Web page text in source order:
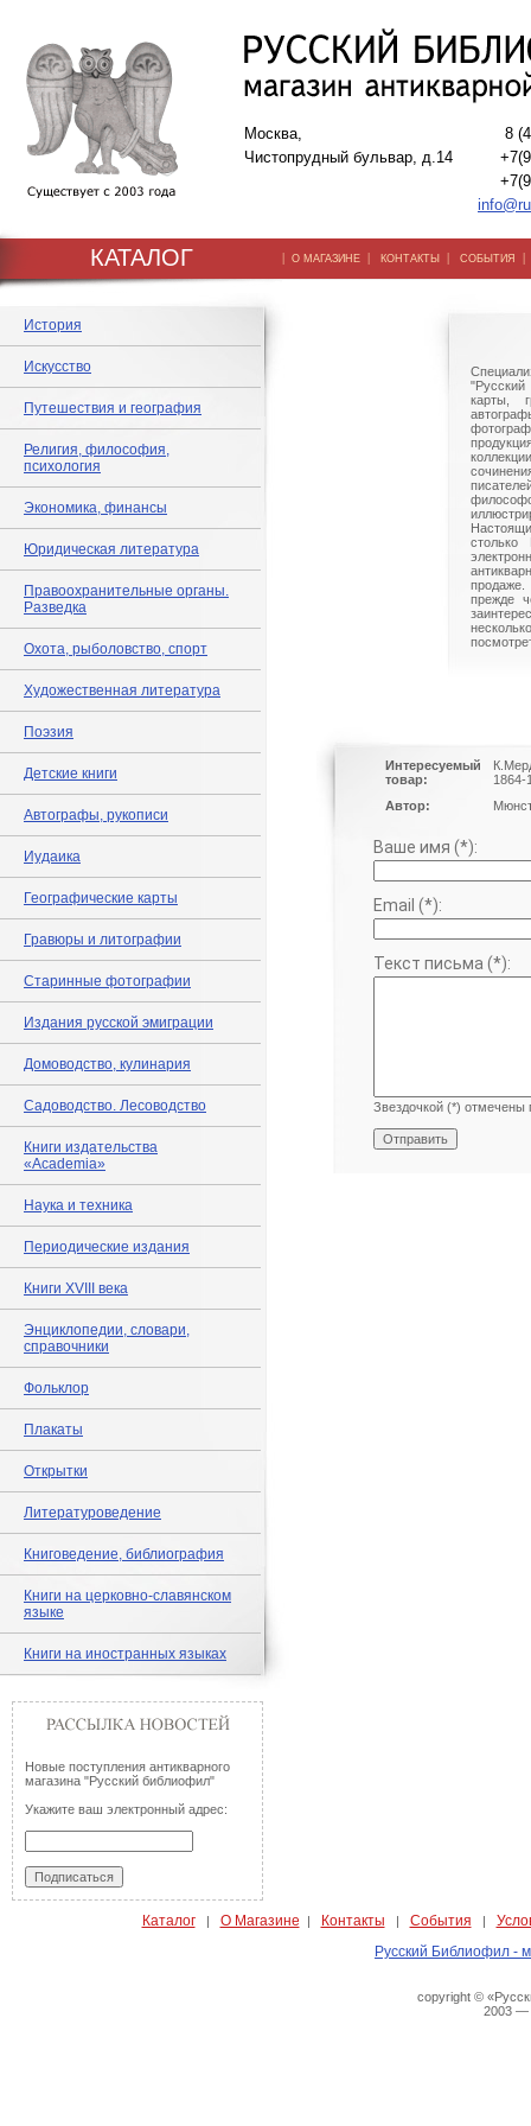
Москва,
Чистопрудный бульвар, д.14
8
КАТАЛОГ | О МАГАЗИНЕ | КОНТАКТЫ | СОБЫТИЯ
История
Искусство
Путешествия и география
Религия, философия,
психология
Экономика, финансы
Юридическая литература
Правоохранительные органы.
Разведка
Охота, рыболовство, спорт
Художественная литература
Поэзия
Детские книги
Автографы, рукописи
Иудаика
Географические карты
Гравюры и литографии
Старинные фотографии
Издания русской эмиграции
Домоводство, кулинария
Садоводство. Лесоводство
Книги издательства
«Academia»
Наука и техника
Периодические издания
Книги XVIII века
Энциклопедии, словари,
справочники
Фольклор
Плакаты
Открытки
Литературоведение
Книговедение, библиография
Книги на церковно-славянском
языке
Книги на иностранных языках
Новые поступления антикварного
магазина "Русский библиофил"
Укажите ваш электронный адрес:
"Русский
карты,
столько
прежде
Интересуемый
товар:
1864-
Автор:
Ваше имя (*):
Email (*):
Текст письма (*):
Звездочкой (*) отмечены
Каталог| О Магазине | Контакты | События |
Русский Библиофил -
copyright ©
2003 —